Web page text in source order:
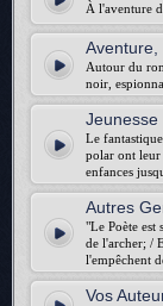
À l'aventure
Aventure,
Autour du
noir,
Jeunesse
Le
polar ont leur
enfances
Autres
"Le Poète est
de l'archer; /
l'empêchent
Vos